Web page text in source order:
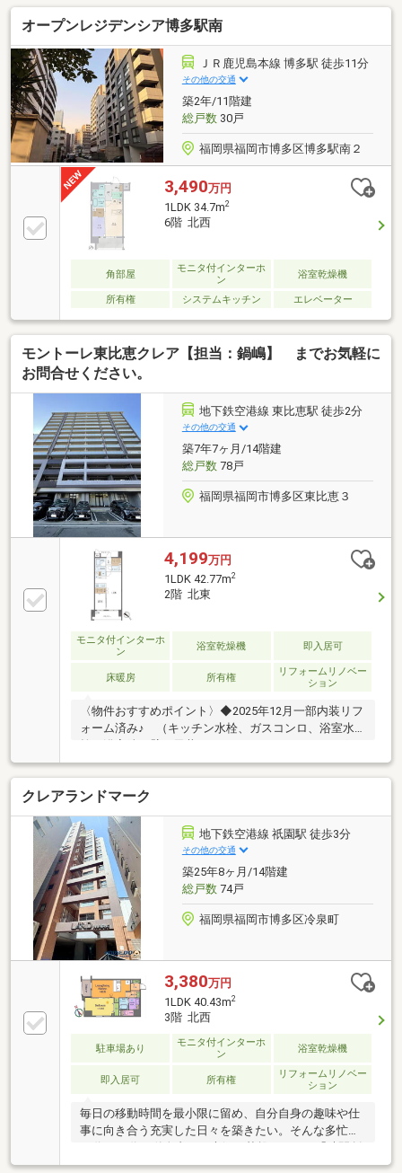
部屋になります。☆おすすめポイント！・ペット飼育
可のマンション！（規約有り）・博多駅まで徒歩圏
内！（スーパーやコンビニなどの買い物施設も近隣に
あります）・小学校、中学校、保育園が徒歩3分以
内！・駐車場空き有り！
オープンレジデンシア博多駅南
ＪＲ鹿児島本線 博多駅 徒歩11分
その他の交通
築2年/11階建
総戸数30戸
福岡県福岡市博多区博多駅南２
3,490万円
1LDK 34.7m2
6階 北西
角部屋
モニタ付インターホ
ン
浴室乾燥機
所有権 システムキッチン エレベーター
モントーレ東比恵クレア【担当：鍋嶋】 までお気軽に
お問合せください。
地下鉄空港線 東比恵駅 徒歩2分
その他の交通
築7年7ヶ月/14階建
総戸数78戸
福岡県福岡市博多区東比恵３
4,199万円
1LDK 42.77m2
2階 北東
モニタ付インターホ
ン
浴室乾燥機 即入居可
床暖房 所有権
リフォームリノベー
ション
〈物件おすすめポイント〉◆2025年12月一部内装リフ
ォーム済み♪ （キッチン水栓、ガスコンロ、浴室水
等）◆博多駅・福岡空港へダイレクトアクセス可能
♪ 通勤・出張・旅行にも便利な立地です。◆2019年
築の築浅マンション♪ オートロック・宅配ボックス
付きで安心の住環境。〈充実の周辺環境〉◆マックス
バリュエクスプレス東比恵店まで徒歩1分◆サニー東
比恵店まで徒歩6分◆ファミリーマート博多東比恵3丁
目店まで徒歩1分見学ご希望の方も、まずは資料を見
たい...という方も、近鉄不動産 大橋営業所へお気軽
にお問い合わせください。
クレアランドマーク
地下鉄空港線 祇園駅 徒歩3分
その他の交通
築25年8ヶ月/14階建
総戸数74戸
福岡県福岡市博多区冷泉町
3,380万円
1LDK 40.43m2
3階 北西
駐車場あり
モニタ付インターホ
ン
浴室乾燥機
即入居可 所有権
リフォームリノベー
ション
毎日の移動時間を最小限に留め、自分自身の趣味や仕
事に向き合う充実した日々を築きたい。そんな多忙な
出レジデンス」というコンセプトの物件です。地下鉄